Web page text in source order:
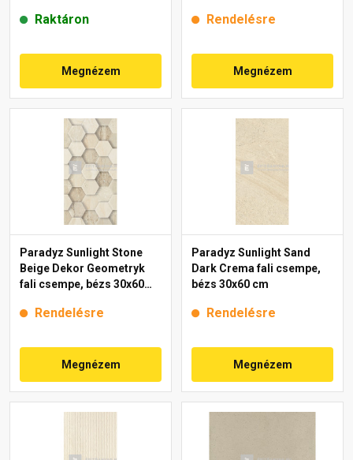
Raktáron
Megnézem
Rendelésre
Megnézem
Paradyz Sunlight Stone
Beige Dekor Geometryk
fali csempe, bézs 30x60
Rendelésre
Megnézem
Paradyz Sunlight Sand
Dark Crema fali csempe,
bézs 30x60 cm
Rendelésre
Megnézem